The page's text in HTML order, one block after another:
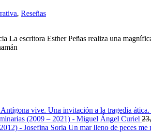
, Reseñas
La escritora Esther Peñas realiza una
Antígona vive. Una invitación a la tragedia
(2009 – 2021) - Miguel Ángel Curiel
Un mar lleno de peces me